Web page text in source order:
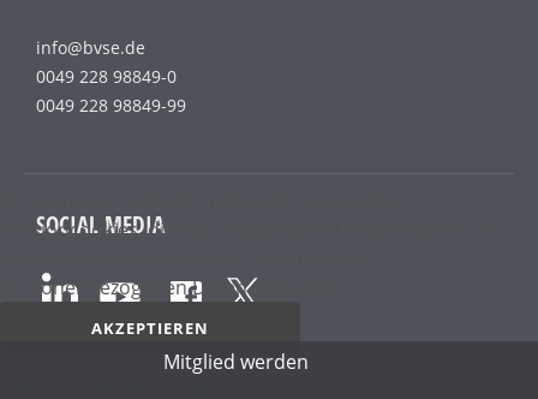
info@bvse.de
0049 228 98849-0
0049 228 98849-99
SOCIAL MEDIA
Mitglied werden
Sessioncookies, die das einwandfreie Funktionieren der
personenbezogenen Daten enthalten.
AKZEPTIEREN